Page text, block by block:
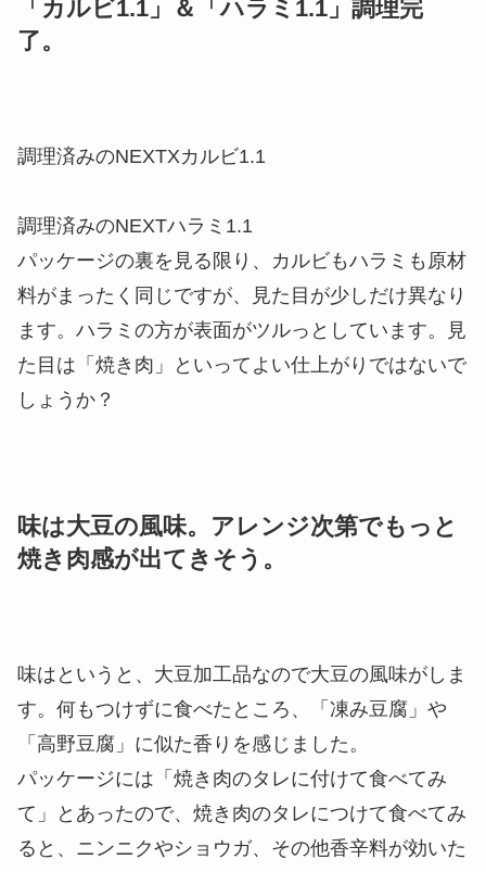
「カルビ1.1」＆「ハラミ1.1」調理完
了。
調理済みのNEXTXカルビ1.1
調理済みのNEXTハラミ1.1
パッケージの裏を見る限り、カルビもハラミも原材
料がまったく同じですが、見た目が少しだけ異なり
ます。ハラミの方が表面がツルっとしています。見
た目は「焼き肉」といってよい仕上がりではないで
しょうか？
味は大豆の風味。アレンジ次第でもっと
焼き肉感が出てきそう。